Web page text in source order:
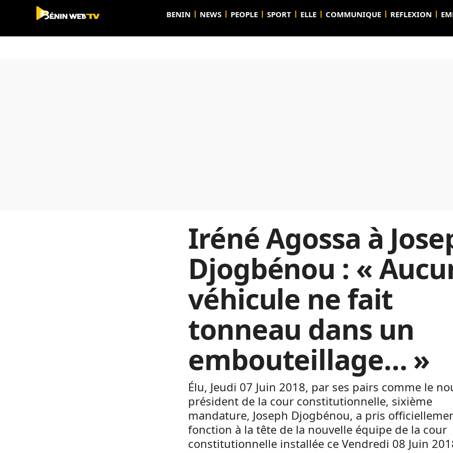
BENIN NEWS PEOPLE SPORT ELLE COMMUNIQUE REFLEXION
Iréné Agossa à
Djogbénou : «
véhicule ne fait
tonneau dans un
embouteillage… »
Élu, Jeudi 07 Juin 2018, par ses pairs comme le
président de la cour constitutionnelle, sixième
mandature, Joseph Djogbénou, a pris
fonction à la tête de la nouvelle équipe de la cour
constitutionnelle installée ce Vendredi 08 Juin